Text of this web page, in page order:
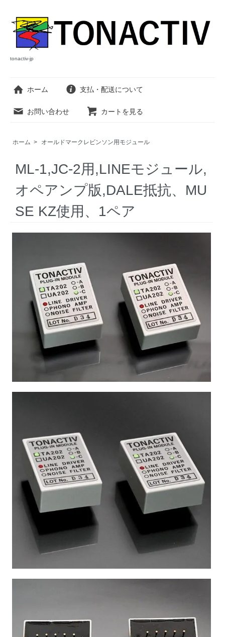
tonactiv-jp
ホーム 支払・配送について
お問い合わせ カートを見る
ホーム > オールドマークレビンソン用モジュール
ML-1,JC-2用,LINEモジュール,
オペアンプ版,DALE抵抗、MU
SE KZ使用、1ペア